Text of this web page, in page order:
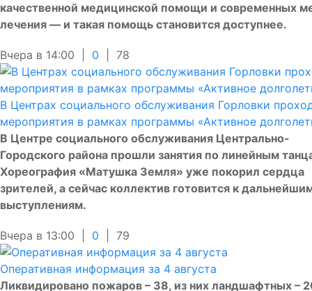
качественной медицинской помощи и современных
лечения — и такая помощь становится доступнее.
Вчера в 14:00 | 0 78
В Центрах социального обслуживания Горловки
мероприятия в рамках программы «Активное
В Центре социального обслуживания Центрально-
Городского района прошли занятия по линейным
Хореография «Матушка Земля» уже покорил сердца
зрителей, а сейчас коллектив готовится к
выступлениям.
Вчера в 13:00 | 0 79
Оперативная информация за 4 августа
Ликвидировано пожаров – 38, из них ландшафтных –